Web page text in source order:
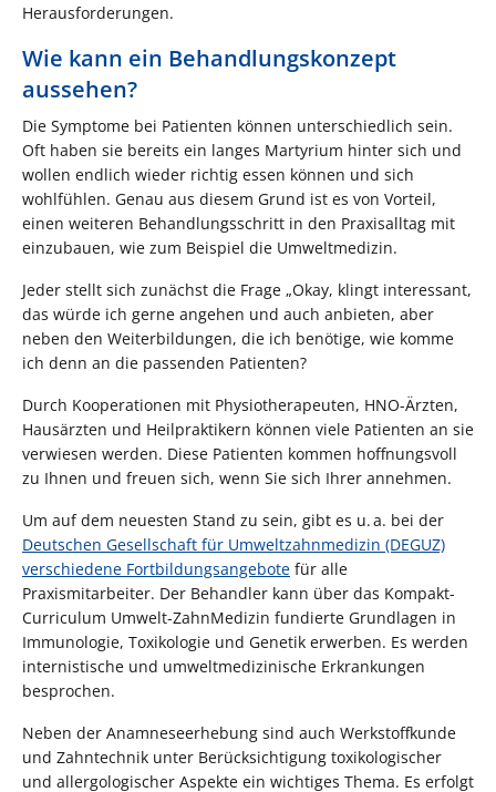
Herausforderungen.
Wie kann ein Behandlungskonzept
aussehen?
Die Symptome bei Patienten können unterschiedlich sein.
Oft haben sie bereits ein langes Martyrium hinter sich und
wollen endlich wieder richtig essen können und sich
wohlfühlen. Genau aus diesem Grund ist es von Vorteil,
einen weiteren Behandlungsschritt in den Praxisalltag mit
einzubauen, wie zum Beispiel die Umweltmedizin.
Jeder stellt sich zunächst die Frage „Okay, klingt interessant,
das würde ich gerne angehen und auch anbieten, aber
neben den Weiterbildungen, die ich benötige, wie komme
ich denn an die passenden Patienten?
Durch Kooperationen mit Physiotherapeuten, HNO-Ärzten,
Hausärzten und Heilpraktikern können viele Patienten an sie
verwiesen werden. Diese Patienten kommen hoffnungsvoll
zu Ihnen und freuen sich, wenn Sie sich Ihrer annehmen.
Um auf dem neuesten Stand zu sein, gibt es u. a. bei der
Deutschen Gesellschaft für Umweltzahnmedizin (DEGUZ)
verschiedene Fortbildungsangebote für alle
Praxismitarbeiter. Der Behandler kann über das Kompakt-
Curriculum Umwelt-ZahnMedizin fundierte Grundlagen in
Immunologie, Toxikologie und Genetik erwerben. Es werden
internistische und umweltmedizinische Erkrankungen
besprochen.
Neben der Anamneseerhebung sind auch Werkstoffkunde
und Zahntechnik unter Berücksichtigung toxikologischer
und allergologischer Aspekte ein wichtiges Thema. Es erfolgt